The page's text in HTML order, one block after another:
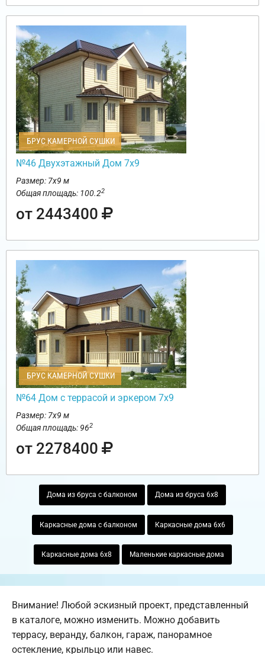
БРУС КАМЕРНОЙ СУШКИ
№46 Двухэтажный Дом 7х9
Размер: 7х9 м
Общая площадь: 100.22
от 2443400
БРУС КАМЕРНОЙ СУШКИ
№64 Дом с террасой и эркером 7х9
Размер: 7х9 м
Общая площадь: 962
от 2278400
Дома из бруса с балконом Дома из бруса 6х8
Каркасные дома с балконом Каркасные дома 6х6
Каркасные дома 6х8 Маленькие каркасные дома
Внимание! Любой эскизный проект, представленный
в каталоге, можно изменить. Можно добавить
террасу, веранду, балкон, гараж, панорамное
остекление, крыльцо или навес.